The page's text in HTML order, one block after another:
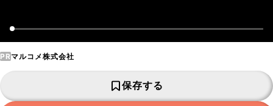
PRマルコメ株式会社
保存する